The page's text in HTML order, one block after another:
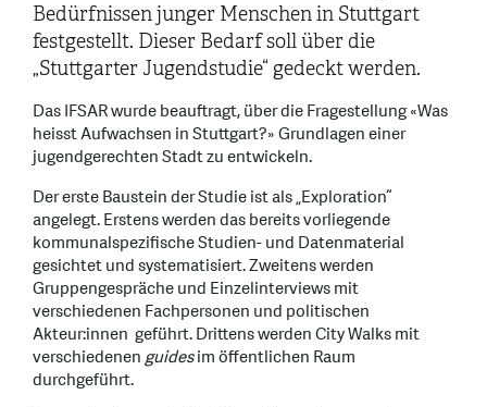
Bedürfnissen junger Menschen in Stuttgart
festgestellt. Dieser Bedarf soll über die
„Stuttgarter Jugendstudie“ gedeckt werden.
Das IFSAR wurde beauftragt, über die Fragestellung «Was
heisst Aufwachsen in Stuttgart?» Grundlagen einer
jugendgerechten Stadt zu entwickeln.
Der erste Baustein der Studie ist als „Exploration“
angelegt. Erstens werden das bereits vorliegende
kommunalspezifische Studien- und Datenmaterial
gesichtet und systematisiert. Zweitens werden
Gruppengespräche und Einzelinterviews mit
verschiedenen Fachpersonen und politischen
Akteur:innen geführt. Drittens werden City Walks mit
verschiedenenguidesim öffentlichen Raum
durchgeführt.